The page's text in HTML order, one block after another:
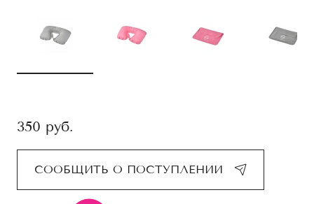
350 руб.
СООБЩИТЬ О ПОСТУПЛЕНИИ